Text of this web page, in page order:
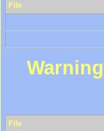
File
Warning
File